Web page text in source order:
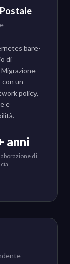
bare-
di
un
policy,
e
anni
di